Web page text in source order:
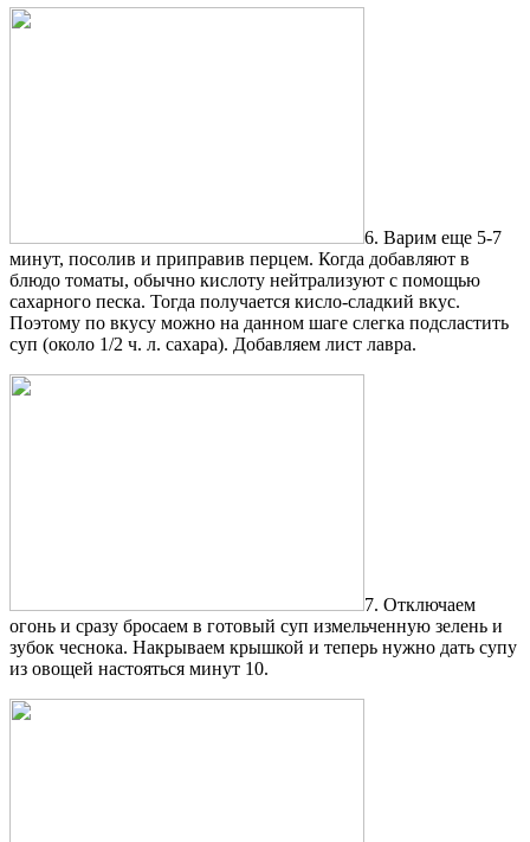
6. Варим еще 5-7
минут, посолив и приправив перцем. Когда добавляют в
блюдо томаты, обычно кислоту нейтрализуют с помощью
сахарного песка. Тогда получается кисло-сладкий вкус.
Поэтому по вкусу можно на данном шаге слегка подсластить
суп (около 1/2 ч. л. сахара). Добавляем лист лавра.
7. Отключаем
огонь и сразу бросаем в готовый суп измельченную зелень и
зубок чеснока. Накрываем крышкой и теперь нужно дать супу
из овощей настояться минут 10.